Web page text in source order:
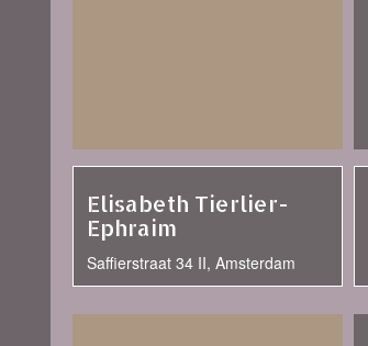
Elisabeth Tierlier-
Ephraim
Saffierstraat 34 II, Amsterdam